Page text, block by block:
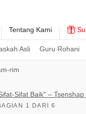
Asli Guru Rohani
Tentang Kami
rim
Sifat Baik" –
1 DARI 6